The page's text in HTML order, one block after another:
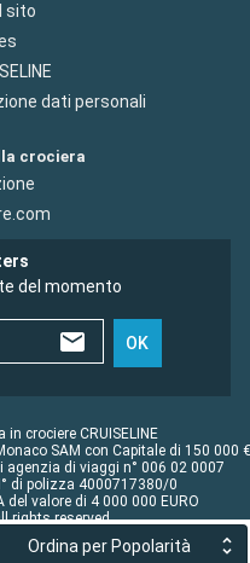
Ordina per Popolarità
sito
dati personali
crociera
del momento
OK
crociere CRUISELINE
SAM con Capitale di 150 000 €
agenzia di viaggi n° 006 02 0007
di polizza 4000717380/0
del valore di 4 000 000 EURO
rights reserved